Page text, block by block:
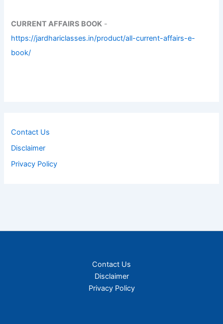
CURRENT AFFAIRS BOOK -
https://jardhariclasses.in/product/all-current-affairs-e-
book/
Contact Us
Disclaimer
Privacy Policy
Contact Us
Disclaimer
Privacy Policy